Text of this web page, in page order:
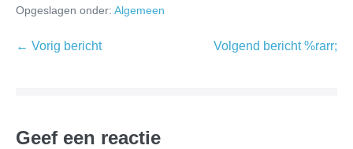
Opgeslagen onder: Algemeen
← Vorig bericht Volgend bericht %rarr;
Geef een reactie